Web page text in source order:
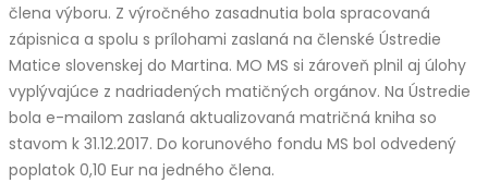
člena výboru. Z výročného zasadnutia bola spracovaná
zápisnica a spolu s prílohami zaslaná na členské Ústredie
Matice slovenskej do Martina. MO MS si zároveň plnil aj úlohy
vyplývajúce z nadriadených matičných orgánov. Na Ústredie
bola e-mailom zaslaná aktualizovaná matričná kniha so
stavom k 31.12.2017. Do korunového fondu MS bol odvedený
poplatok 0,10 Eur na jedného člena.